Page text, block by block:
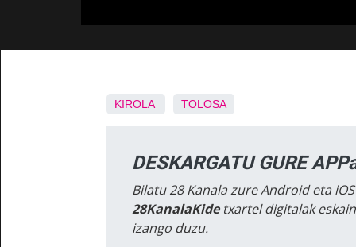
KIROLA TOLOSA
DESKARGATU GURE
Bilatu 28 Kanala zure Android eta
28KanalaKidetxartel digitalak
izango duzu.